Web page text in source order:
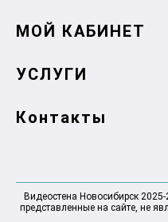
МОЙ КАБИНЕТ
УСЛУГИ
Контакты
Видеостена Новосибирск
представленные на сайте, не